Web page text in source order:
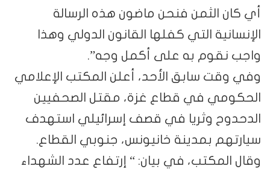
أي كان الثمن فنحن ماضون هذه الرسالة
الإنسانية التي كفلها القانون الدولي وهذا
واجب نقوم به على أكمل وجه”.
وفي وقت سابق الأحد، أعلن المكتب الإعلامي
الحكومي في قطاع غزة، مقتل الصحفيين
الدحدوح وثريا في قصف إسرائيلي استهدف
سيارتهم بمدينة خانيونس، جنوبي القطاع.
وقال المكتب، في بيان: “ إرتفاع عدد الشهداء